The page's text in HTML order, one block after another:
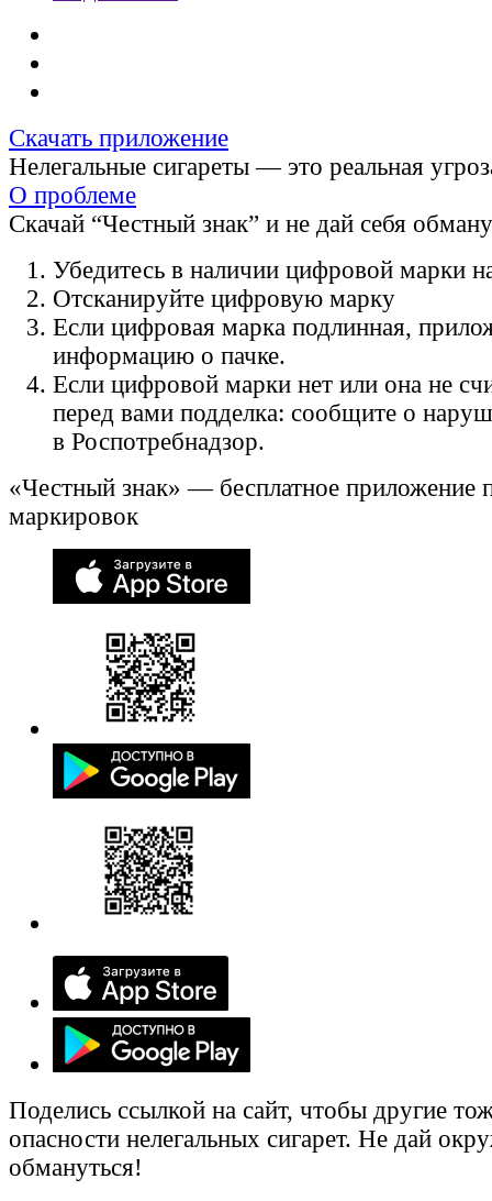
Скачать приложение
Нелегальные сигареты — это реальная
О проблеме
Скачай “Честный знак” и не дай себя
Убедитесь в наличии цифровой марки
Отсканируйте цифровую марку
Если цифровая марка подлинная,
информацию о пачке.
Если цифровой марки нет или она не
перед вами подделка: сообщите о
в Роспотребнадзор.
«Честный знак» — бесплатное приложение
маркировок
Поделись ссылкой на сайт, чтобы другие
опасности нелегальных сигарет. Не дай
обмануться!